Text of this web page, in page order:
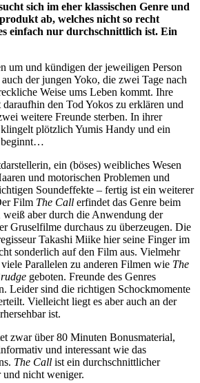
sich im eher klassischen Genre und
ab, welches nicht so recht
einfach nur durchschnittlich ist. Ein
um und kündigen der jeweiligen Person
der jungen Yoko, die zwei Tage nach
Weise ums Leben kommt. Ihre
den Tod Yokos zu erklären und
weitere Freunde sterben. In ihrer
plötzlich Yumis Handy und ein
beginnt…
ein (böses) weibliches Wesen
und motorischen Problemen und
Soundeffekte – fertig ist ein weiterer
Film The Call erfindet das Genre beim
weiß aber durch die Anwendung der
Gruselfilme durchaus zu überzeugen. Die
Takashi Miike hier seine Finger im
sonderlich auf den Film aus. Vielmehr
Parallelen zu anderen Filmen wie The
geboten. Freunde des Genres
Leider sind die richtigen Schockmomente
Vielleicht liegt es aber auch an der
ist.
zwar über 80 Minuten Bonusmaterial,
und interessant wie das
The Call ist ein durchschnittlicher
nicht weniger.